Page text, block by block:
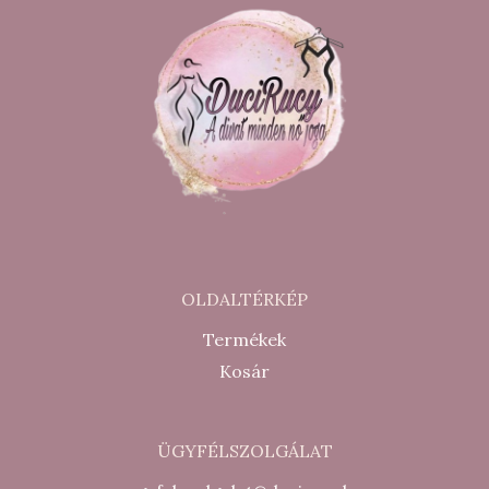
OLDALTÉRKÉP
Termékek
Kosár
ÜGYFÉLSZOLGÁLAT